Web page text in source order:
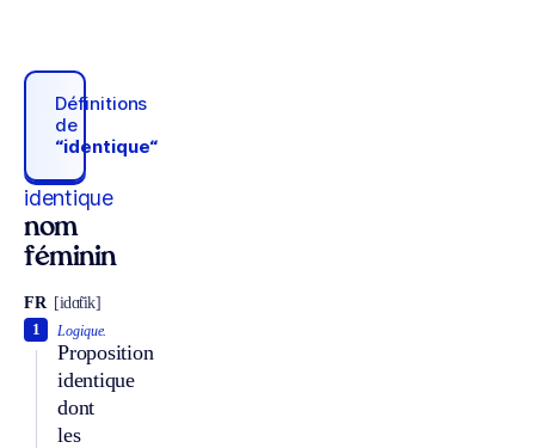
Définitions
de
“identique“
identique
nom
féminin
FR [idɑ̃tik]
Logique.
Proposition
identique
dont
les
1